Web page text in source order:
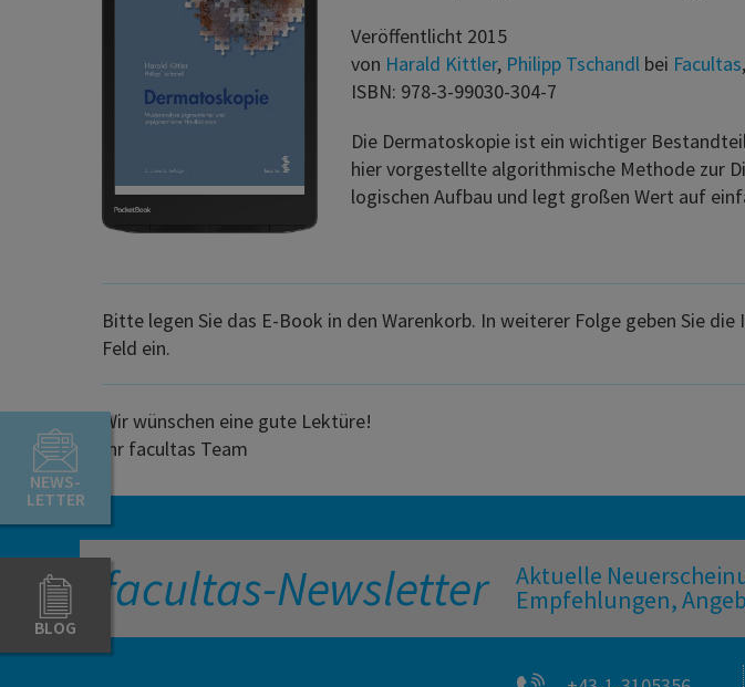
NEWS-
LETTER
BLOG
Veröffentlicht 2015
von Harald Kittler, Philipp Tschandl bei Facultas,
ISBN: 978-3-99030-304-7
Die Dermatoskopie ist ein wichtiger
hier vorgestellte algorithmische Methode zur
logischen Aufbau und legt großen Wert auf
Bitte legen Sie das E-Book in den Warenkorb. In weiterer Folge geben Sie
Feld ein.
Wir wünschen eine gute Lektüre!
Ihr facultas Team
facultas-Newsletter Aktuelle
Empfehlungen,